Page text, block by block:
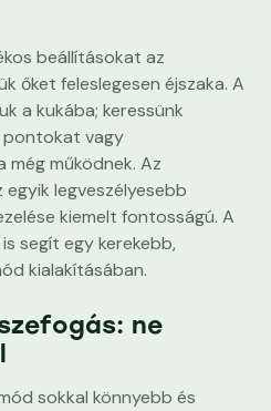
beállításokat az
őket feleslegesen éjszaka. A
a kukába; keressünk
pontokat vagy
még működnek. Az
egyik legveszélyesebb
kiemelt fontosságú. A
segít egy kerekebb,
kialakításában.
ne
sokkal könnyebb és